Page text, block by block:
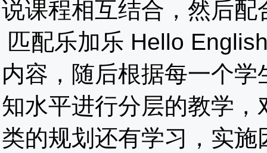
说课程相互结合，然后
匹配乐加乐 Hello
内容，随后根据每一个
知水平进行分层的教学
类的规划还有学习，实